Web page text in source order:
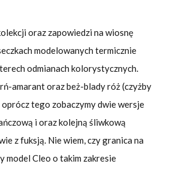
oraz zapowiedzi na wiosnę
modelowanych termicznie
odmianach kolorystycznych.
amarant oraz beż-blady róż (czyżby
oprócz tego zobaczymy dwie wersje
i oraz kolejną śliwkową
z fuksją. Nie wiem, czy granica na
model Cleo o takim zakresie